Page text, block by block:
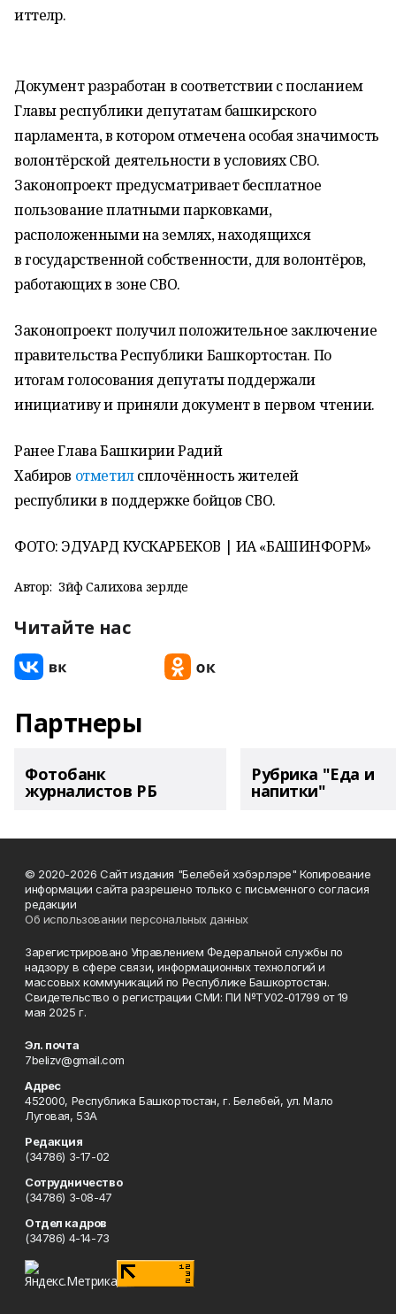
иттеләр.
Документ разработан в соответствии с посланием
Главы республики депутатам башкирского
парламента, в котором отмечена особая значимость
волонтёрской деятельности в условиях СВО.
Законопроект предусматривает бесплатное
пользование платными парковками,
расположенными на землях, находящихся
в государственной собственности, для волонтёров,
работающих в зоне СВО.
Законопроект получил положительное заключение
правительства Республики Башкортостан. По
итогам голосования депутаты поддержали
инициативу и приняли документ в первом чтении.
Ранее Глава Башкирии Радий
Хабиров отметилсплочённость жителей
республики в поддержке бойцов СВО.
ФОТО: ЭДУАРД КУСКАРБЕКОВ | ИА «БАШИНФОРМ»
Автор: Зәйфә Салихова әзерләде
Читайте нас
Партнеры
Фотобанк
журналистов РБ
Рубрика "Еда и
напитки"
© 2020-2026 Сайт издания "Белебей хэбэрлэре" Копирование
информации сайта разрешено только с письменного согласия
редакции
Об использовании персональных данных
Зарегистрировано Управлением Федеральной службы по
надзору в сфере связи, информационных технологий и
массовых коммуникаций по Республике Башкортостан.
Свидетельство о регистрации СМИ: ПИ №ТУ02-01799 от 19
мая 2025 г.
Эл. почта
7belizv@gmail.com
Адрес
452000, Республика Башкортостан, г. Белебей, ул. Мало
Луговая, 53А
Редакция
(34786) 3-17-02
Сотрудничество
(34786) 3-08-47
Отдел кадров
(34786) 4-14-73